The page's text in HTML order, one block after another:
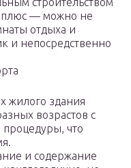
плюс — можно не
отдыха и
и непосредственно
жилого здания
возрастов с
что
и содержание